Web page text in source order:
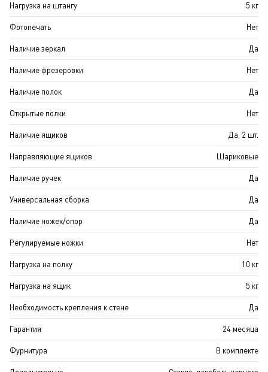
Нагрузка на штангу 5 кг
Фотопечать Нет
Наличие зеркал Да
Наличие фрезеровки Нет
Наличие полок Да
Открытые полки Нет
Наличие ящиков Да, 2 шт.
Направляющие ящиков Шариковые
Наличие ручек Да
Универсальная сборка Да
Наличие ножек/опор Да
Регулируемые ножки Нет
Нагрузка на полку 10 кг
Нагрузка на ящик 5 кг
Необходимость крепления к стене Да
Гарантия 24 месяца
Фурнитура В комплекте